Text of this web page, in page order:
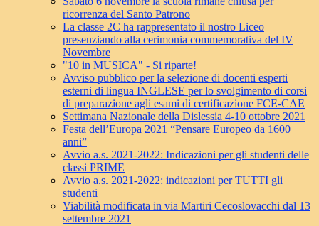
ricorrenza del Santo Patrono
La classe 2C ha rappresentato il nostro Liceo
presenziando alla cerimonia commemorativa del IV
Novembre
"10 in MUSICA" - Si riparte!
Avviso pubblico per la selezione di docenti esperti
esterni di lingua INGLESE per lo svolgimento di corsi
di preparazione agli esami di certificazione FCE-CAE
Settimana Nazionale della Dislessia 4-10 ottobre 2021
Festa dell’Europa 2021 “Pensare Europeo da 1600
anni”
Avvio a.s. 2021-2022: Indicazioni per gli studenti delle
classi PRIME
Avvio a.s. 2021-2022: indicazioni per TUTTI gli
studenti
Viabilità modificata in via Martiri Cecoslovacchi dal 13
settembre 2021